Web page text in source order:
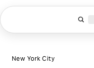
direct
naar
inhoud
New York City